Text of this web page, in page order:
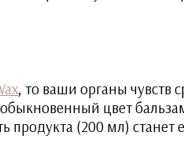
, то ваши органы чувств
цвет
продукта (200 мл)